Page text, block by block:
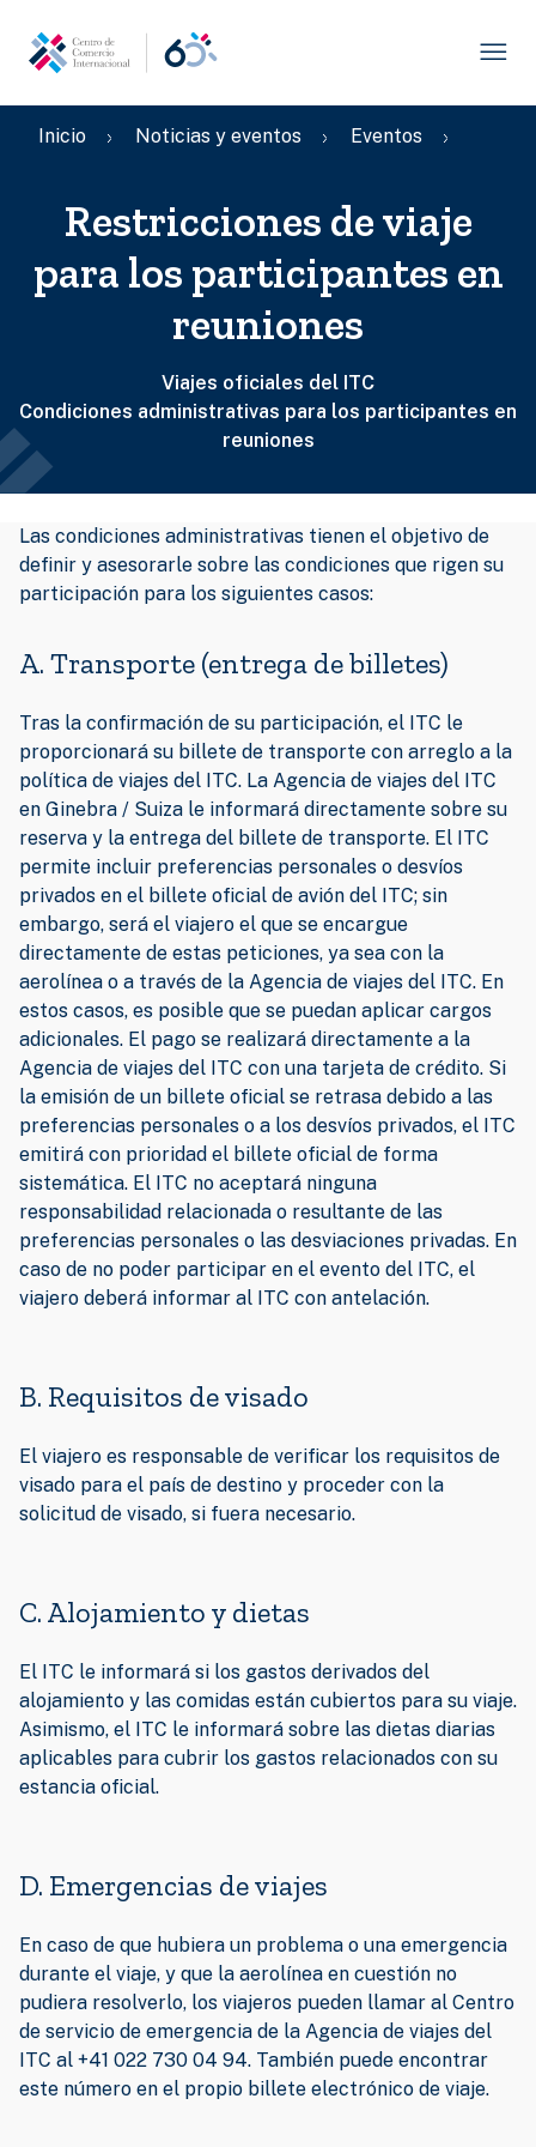
contenido
principal
Ruta
Inicio Noticias y eventos Eventos
Restricciones de viaje
para los participantes en
reuniones
Viajes oficiales del ITC
Condiciones administrativas para los participantes en
reuniones
Las condiciones administrativas tienen el objetivo de
definir y asesorarle sobre las condiciones que rigen su
participación para los siguientes casos:
A. Transporte (entrega de billetes)
Tras la confirmación de su participación, el ITC le
proporcionará su billete de transporte con arreglo a la
política de viajes del ITC. La Agencia de viajes del ITC
en Ginebra / Suiza le informará directamente sobre su
reserva y la entrega del billete de transporte. El ITC
permite incluir preferencias personales o desvíos
privados en el billete oficial de avión del ITC; sin
embargo, será el viajero el que se encargue
directamente de estas peticiones, ya sea con la
aerolínea o a través de la Agencia de viajes del ITC. En
estos casos, es posible que se puedan aplicar cargos
adicionales. El pago se realizará directamente a la
Agencia de viajes del ITC con una tarjeta de crédito. Si
la emisión de un billete oficial se retrasa debido a las
preferencias personales o a los desvíos privados, el ITC
emitirá con prioridad el billete oficial de forma
sistemática. El ITC no aceptará ninguna
responsabilidad relacionada o resultante de las
preferencias personales o las desviaciones privadas. En
caso de no poder participar en el evento del ITC, el
viajero deberá informar al ITC con antelación.
B. Requisitos de visado
El viajero es responsable de verificar los requisitos de
visado para el país de destino y proceder con la
solicitud de visado, si fuera necesario.
C. Alojamiento y dietas
El ITC le informará si los gastos derivados del
alojamiento y las comidas están cubiertos para su viaje.
Asimismo, el ITC le informará sobre las dietas diarias
aplicables para cubrir los gastos relacionados con su
estancia oficial.
D. Emergencias de viajes
En caso de que hubiera un problema o una emergencia
durante el viaje, y que la aerolínea en cuestión no
pudiera resolverlo, los viajeros pueden llamar al Centro
de servicio de emergencia de la Agencia de viajes del
ITC al +41 022 730 04 94. También puede encontrar
este número en el propio billete electrónico de viaje.